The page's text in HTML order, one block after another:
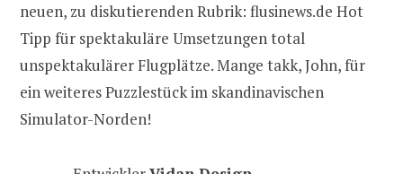
neuen, zu diskutierenden Rubrik: flusinews.de Hot
Tipp für spektakuläre Umsetzungen total
unspektakulärer Flugplätze. Mange takk, John, für
ein weiteres Puzzlestück im skandinavischen
Simulator-Norden!